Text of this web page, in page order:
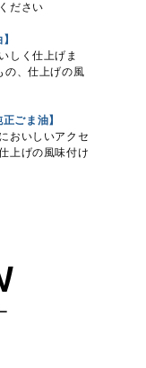
ださい
しく仕上げま
の、仕上げの風
ごま油】
おいしいアクセ
上げの風味付け